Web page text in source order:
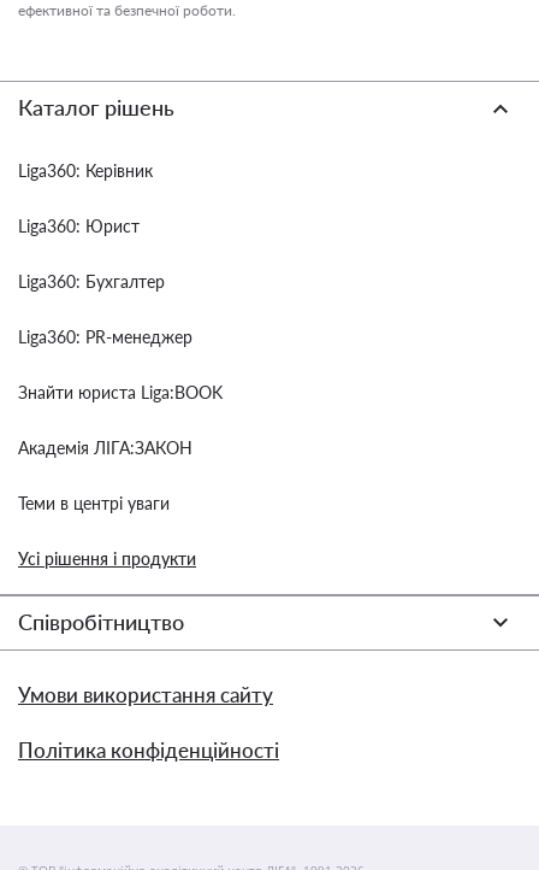
ефективної та безпечної роботи.
Каталог рішень
Liga360: Керівник
Liga360: Юрист
Liga360: Бухгалтер
Liga360: PR-менеджер
Знайти юриста Liga:BOOK
Академія ЛІГА:ЗАКОН
Теми в центрі уваги
Усі рішення і продукти
Співробітництво
Умови використання сайту
Політика конфіденційності